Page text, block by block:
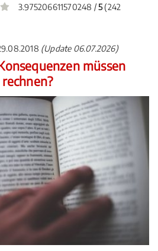
3.975206611570248 /5(242
(Update 06.07.2026)
müssen